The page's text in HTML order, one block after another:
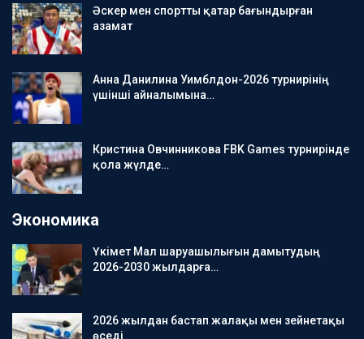
Әскер мен спортты қатар бағындырған
азамат
Анна Данилина Уимблдон-2026 турнирінің
үшінші айналымына…
Кристина Овчинникова FBK Games турнирінде
қола жүлде…
Экономика
Үкімет Мал шаруашылығын дамытудың
2026-2030 жылдарға…
2026 жылдан бастап жалақы мен зейнетақы
өседі